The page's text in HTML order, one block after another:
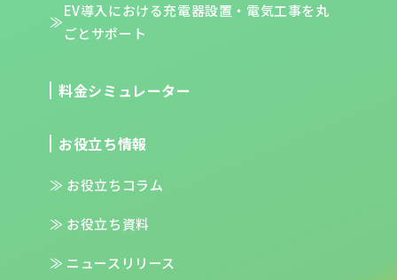
EV導入における充電器設置・電気工事を丸
ごとサポート
料金シミュレーター
お役立ち情報
お役立ちコラム
お役立ち資料
ニュースリリース